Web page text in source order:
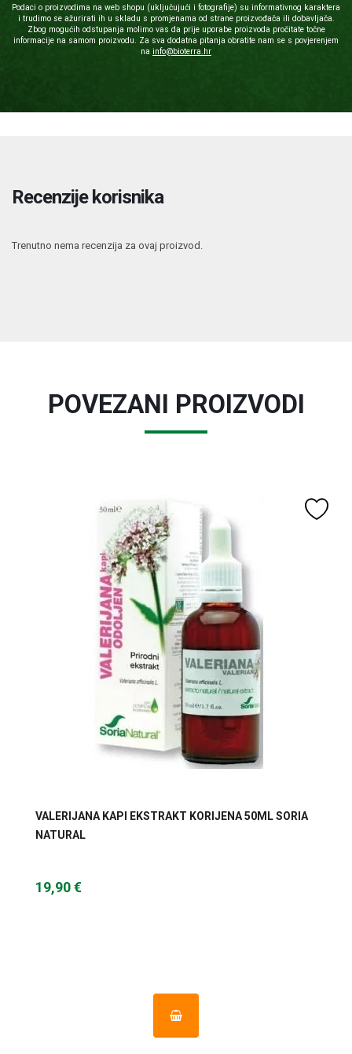
Podaci o proizvodima na web shopu (uključujući i fotografije) su informativnog karaktera
i trudimo se ažurirati ih u skladu s promjenama od strane proizvođača ili dobavljača.
Zbog mogućih odstupanja molimo vas da prije uporabe proizvoda pročitate točne
informacije na samom proizvodu. Za sva dodatna pitanja obratite nam se s povjerenjem
na info@bioterra.hr
Recenzije korisnika
Trenutno nema recenzija za ovaj proizvod.
POVEZANI PROIZVODI
VALERIJANA KAPI EKSTRAKT KORIJENA 50ML SORIA
NATURAL
19,90 €